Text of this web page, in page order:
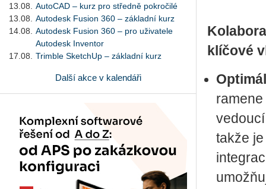
13.08.
AutoCAD – kurz pro středně pokročilé
13.08.
Autodesk Fusion 360 – základní kurz
14.08.
Autodesk Fusion 360 – pro uživatele
Autodesk Inventor
17.08.
Trimble SketchUp – základní kurz
Další akce v kalendáři
klíčové
takže